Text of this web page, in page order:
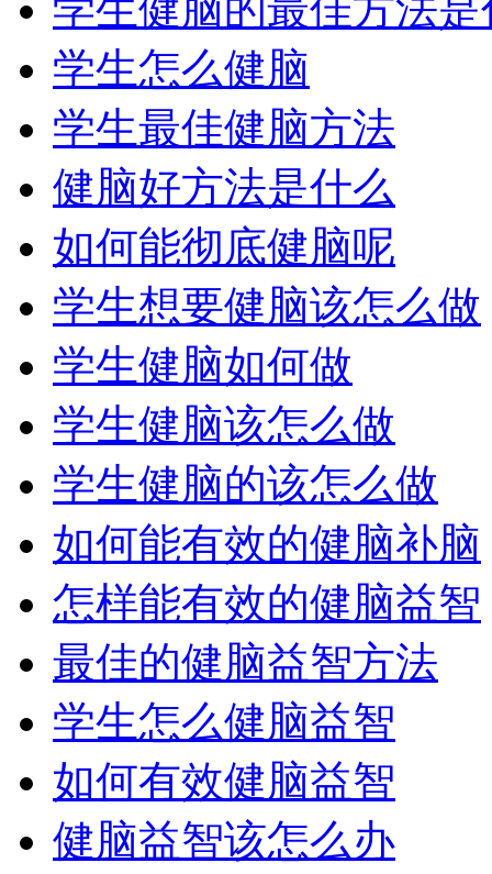
学生怎么健脑
学生最佳健脑方法
健脑好方法是什么
如何能彻底健脑呢
学生想要健脑该怎么做
学生健脑如何做
学生健脑该怎么做
学生健脑的该怎么做
如何能有效的健脑补脑
怎样能有效的健脑益智
最佳的健脑益智方法
学生怎么健脑益智
如何有效健脑益智
健脑益智该怎么办